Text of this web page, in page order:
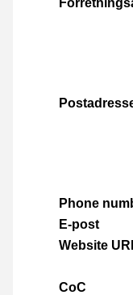
Phone
E-post
Website
CoC